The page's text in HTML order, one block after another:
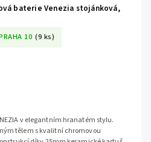
baterie Venezia stojánková,
10 (9 ks)
v elegantním hranatém stylu.
tělem s kvalitní chromovou